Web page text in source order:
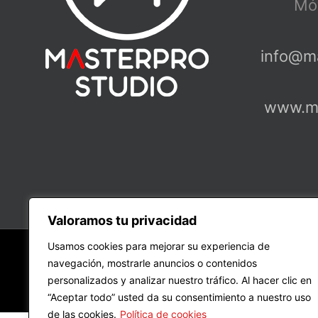
Valoramos tu privacidad
Usamos cookies para mejorar su experiencia de
navegación, mostrarle anuncios o contenidos
personalizados y analizar nuestro tráfico. Al hacer clic en
“Aceptar todo” usted da su consentimiento a nuestro uso
de las cookies. Política de cookies